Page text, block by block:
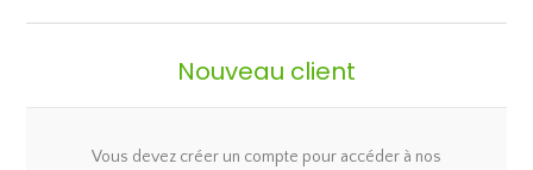
Nouveau client
Vous devez créer un compte pour accéder à nos